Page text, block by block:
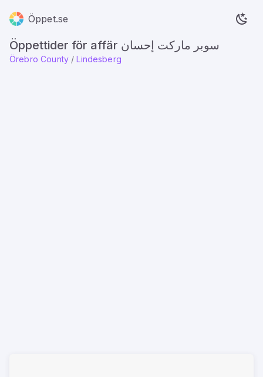
Öppet.se
Öppettider för affär سوبر ماركت إحسان
Örebro County / Lindesberg